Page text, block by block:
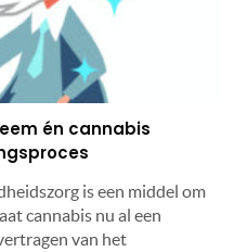
én cannabis
is een middel om
cannabis nu al een
van het